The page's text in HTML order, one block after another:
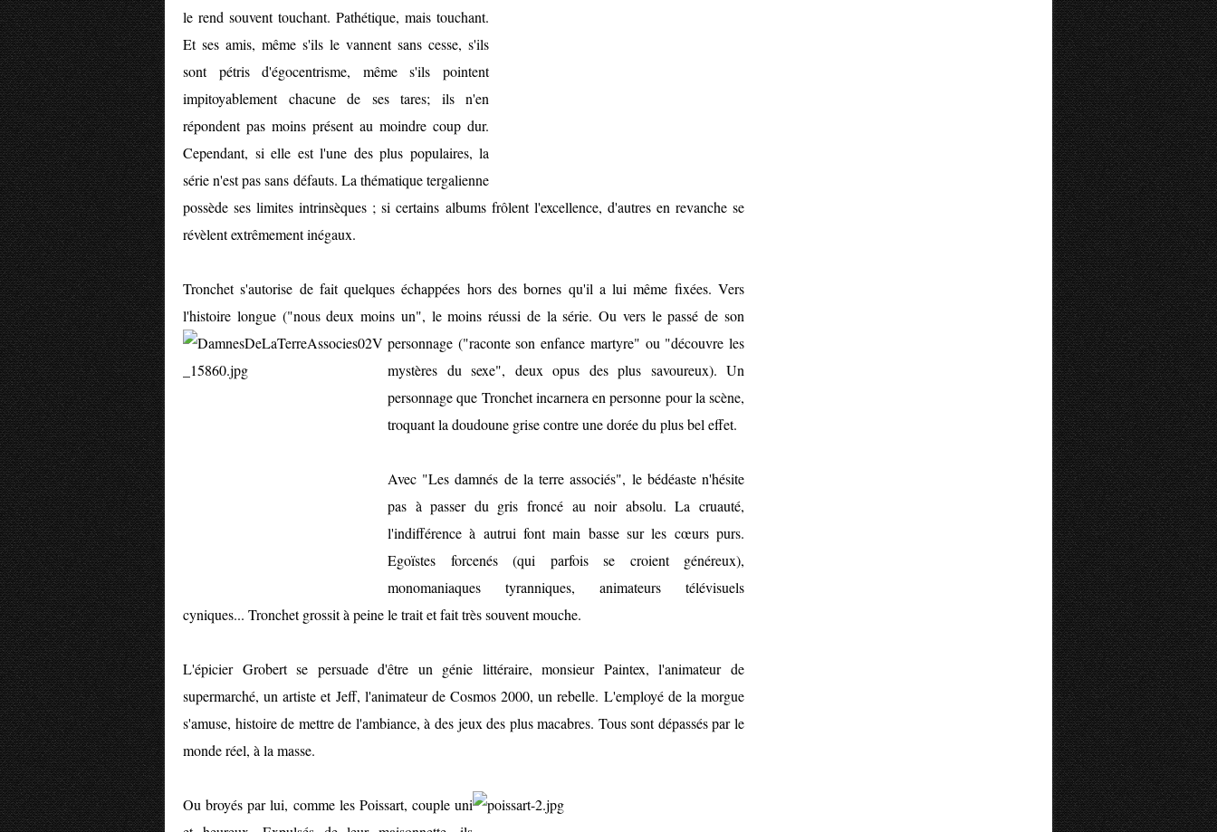
le rend souvent touchant. Pathétique, mais touchant.
Et ses amis, même s'ils le vannent sans cesse, s'ils
sont pétris d'égocentrisme, même s'ils pointent
impitoyablement chacune de ses tares; ils n'en
répondent pas moins présent au moindre coup dur.
Cependant, si elle est l'une des plus populaires, la
série n'est pas sans défauts. La thématique tergalienne
possède ses limites intrinsèques ; si certains albums frôlent l'excellence, d'autres en revanche se
révèlent extrêmement inégaux.
Tronchet s'autorise de fait quelques échappées hors des bornes qu'il a lui même fixées. Vers
l'histoire longue ("nous deux moins un", le moins réussi de la série. Ou vers le passé de son
personnage ("raconte sonenfance martyre" ou "découvre les
mystères du sexe", deux opus des plus savoureux). Un
personnage que Tronchet incarnera en personne pour la scène,
troquant la doudoune grise contre une dorée du plus bel effet.
Avec "Les damnés de la terre associés", le bédéaste n'hésite
pas à passer du gris froncé au noir absolu. La cruauté,
l'indifférence à autrui font main basse sur les cœurs purs.
Egoïstes forcenés (qui parfois se croient généreux),
monomaniaques tyranniques, animateurs télévisuels
cyniques... Tronchet grossit à peine le trait et fait très souvent mouche.
L'épicier Grobert se persuade d'être un génie littéraire, monsieur Paintex, l'animateur de
supermarché, un artiste et Jeff, l'animateur de Cosmos 2000, un rebelle. L'employé de la morgue
s'amuse, histoire de mettre de l'ambiance, à des jeux des plus macabres. Tous sont dépassés par le
monde réel, à la masse.
Ou broyés par lui, comme les Poissart, couple uni